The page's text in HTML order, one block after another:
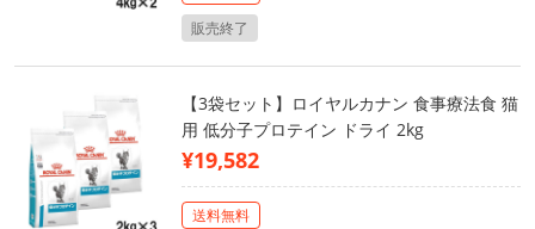
販売終了
【3袋セット】ロイヤルカナン 食事療法食 猫
用 低分子プロテイン ドライ 2kg
¥19,582
送料無料